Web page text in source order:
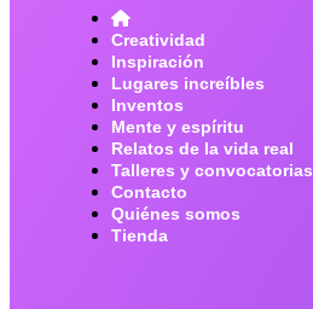
Creatividad
Inspiración
Lugares increíbles
Inventos
Mente y espíritu
Relatos de la vida real
Talleres y convocatorias
Contacto
Quiénes somos
Tienda